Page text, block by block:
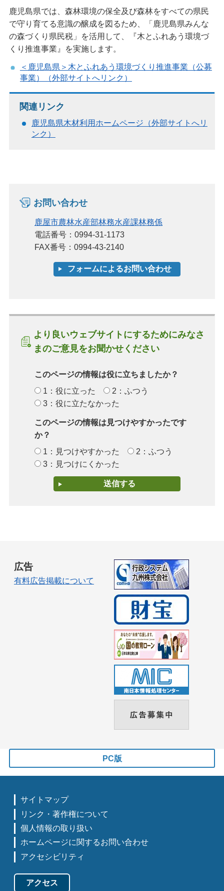
鹿児島県では、森林環境の保全及び森林をすべての県民
で守り育てる意識の醸成を図るため、「鹿児島県みんな
の森づくり県民税」を活用して、『木とふれあう環境づ
くり推進事業』を実施します。
＜鹿児島県＞木とふれあう環境づくり推進事業（公募
事業）（外部サイトへリンク）
関連リンク
鹿児島県木材利用ホームページ（外部サイトへリ
ンク）
お問い合わせ
鹿屋市農林水産部林務水産課林務係
電話番号：0994-31-1173
FAX番号：0994-43-2140
より良いウェブサイトにするためにみなさ
まのご意見をお聞かせください
このページの情報は役に立ちましたか？
1：役に立った
2：ふつう
3：役に立たなかった
このページの情報は見つけやすかったです
か？
1：見つけやすかった
2：ふつう
3：見つけにくかった
広告
有料広告掲載について
PC版
サイトマップ
リンク・著作権について
個人情報の取り扱い
ホームページに関するお問い合わせ
アクセシビリティ
アクセス